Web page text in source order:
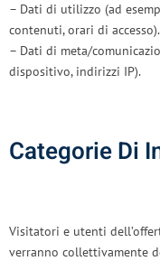
– Dati di utilizzo (ad
contenuti, orari di accesso).
– Dati di meta/
dispositivo, indirizzi IP).
Categorie Di
Visitatori e utenti
verranno collettivamente